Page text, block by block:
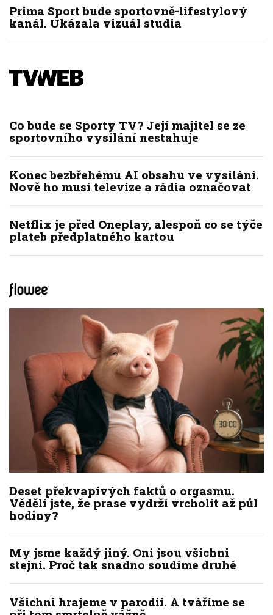
Prima Sport bude sportovně-lifestylový
kanál. Ukázala vizuál studia
Co bude se Sporty TV? Její majitel se ze
sportovního vysílání nestahuje
Konec bezbřehému AI obsahu ve vysílání.
Nově ho musí televize a rádia označovat
Netflix je před Oneplay, alespoň co se týče
plateb předplatného kartou
Deset překvapivých faktů o orgasmu.
Věděli jste, že prase vydrží vrcholit až půl
hodiny?
My jsme každý jiný. Oni jsou všichni
stejní. Proč tak snadno soudíme druhé
Všichni hrajeme v parodii. A tváříme se